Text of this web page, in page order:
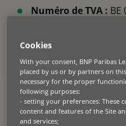
Numéro de TVA : BE
Directeur de la
Administrateur
Responsable du site
Communications
Adresse du siège :
1000 Bruxelles,
Cookies
With your consent, BNP Paribas
placed by us or by partners on
necessary for the proper
following purposes:
- setting your preferences: These
content and features of the Site
and services;